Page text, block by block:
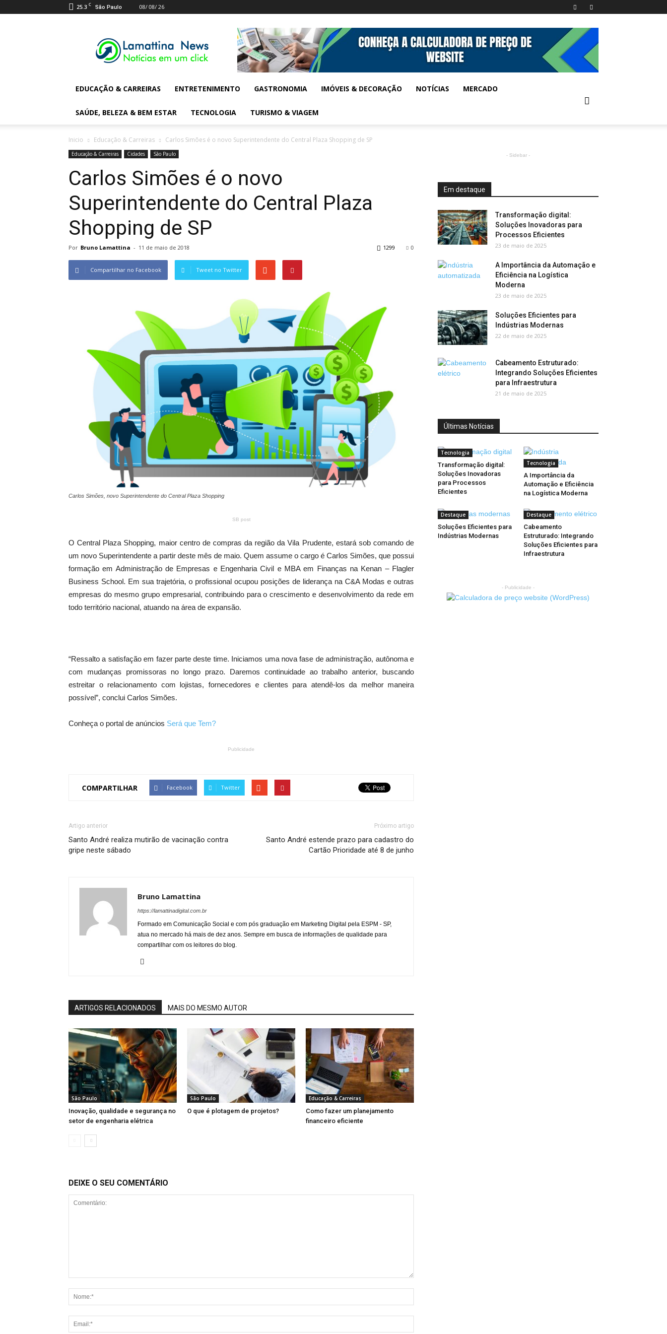
25.3 C São Paulo 08/ 08/ 26
Digital
News
EDUCAÇÃO & CARREIRAS ENTRETENIMENTO GASTRONOMIA IMÓVEIS & DECORAÇÃO NOTÍCIAS MERCADO
SAÚDE, BELEZA & BEM ESTAR TECNOLOGIA TURISMO & VIAGEM
Inicio Educação & Carreiras Carlos Simões é o novo Superintendente do Central Plaza Shopping de SP
Educação & Carreiras Cidades São Paulo
Carlos Simões é o novo
Superintendente do Central Plaza
Shopping de SP
Por Bruno Lamattina - 11 de maio de 2018 0
1299
Compartilhar no Facebook Tweet no Twitter
Carlos Simões, novo Superintendente do Central Plaza Shopping
SB post
O Central Plaza Shopping, maior centro de compras da região da Vila Prudente, estará sob comando de
um novo Superintendente a partir deste mês de maio. Quem assume o cargo é Carlos Simões, que possui
formação em Administração de Empresas e Engenharia Civil e MBA em Finanças na Kenan – Flagler
Business School. Em sua trajetória, o profissional ocupou posições de liderança na C&A Modas e outras
empresas do mesmo grupo empresarial, contribuindo para o crescimento e desenvolvimento da rede em
todo território nacional, atuando na área de expansão.
“Ressalto a satisfação em fazer parte deste time. Iniciamos uma nova fase de administração, autônoma e
com mudanças promissoras no longo prazo. Daremos continuidade ao trabalho anterior, buscando
estreitar o relacionamento com lojistas, fornecedores e clientes para atendê-los da melhor maneira
possível”, conclui Carlos Simões.
Conheça o portal de anúncios Será que Tem?
Publicidade
COMPARTILHAR Facebook Twitter
Artigo anterior
Santo André realiza mutirão de vacinação contra
gripe neste sábado
Próximo artigo
Santo André estende prazo para cadastro do
Cartão Prioridade até 8 de junho
Bruno Lamattina
https://lamattinadigital.com.br
Formado em Comunicação Social e com pós graduação em Marketing Digital pela ESPM - SP,
atua no mercado há mais de dez anos. Sempre em busca de informações de qualidade para
compartilhar com os leitores do blog.
ARTIGOS RELACIONADOS MAIS DO MESMO AUTOR
São Paulo
Inovação, qualidade e segurança no
setor de engenharia elétrica
São Paulo
O que é plotagem de projetos?
Educação & Carreiras
Como fazer um planejamento
financeiro eficiente
DEIXE O SEU COMENTÁRIO
- Sidebar -
Em destaque
Transformação digital:
Soluções Inovadoras para
Processos Eficientes
23 de maio de 2025
A Importância da Automação e
Eficiência na Logística
Moderna
23 de maio de 2025
Soluções Eficientes para
Indústrias Modernas
22 de maio de 2025
Cabeamento Estruturado:
Integrando Soluções Eficientes
para Infraestrutura
21 de maio de 2025
Últimas Notícias
Tecnologia
Transformação digital:
Soluções Inovadoras
para Processos
Eficientes
Tecnologia
A Importância da
Automação e Eficiência
na Logística Moderna
Destaque
Soluções Eficientes para
Indústrias Modernas
Destaque
Cabeamento
Estruturado: Integrando
Soluções Eficientes para
Infraestrutura
- Publicidade -